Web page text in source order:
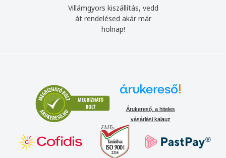
Villámgyors kiszállítás, vedd
át rendelésed akár már
holnap!
Árukereső, a hiteles
vásárlási kalauz